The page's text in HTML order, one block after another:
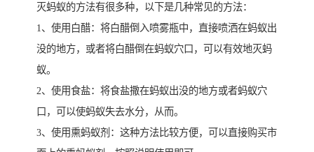
灭蚂蚁的方法有很多种，以下是几种常见的方法：
1、使用白醋：将白醋倒入喷雾瓶中，直接喷洒在蚂蚁出
没的地方，或者将白醋倒在蚂蚁穴口，可以有效地灭蚂
蚁。
2、使用食盐：将食盐撒在蚂蚁出没的地方或者蚂蚁穴
口，可以使蚂蚁失去水分，从而。
3、使用熏蚂蚁剂：这种方法比较方便，可以直接购买市